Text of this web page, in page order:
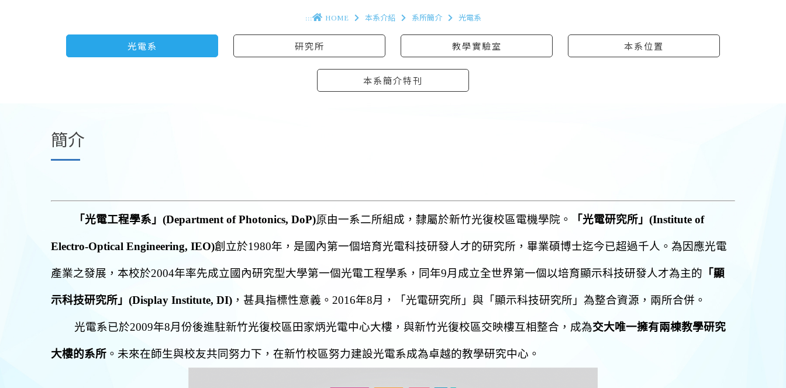
::: HOME 本系介紹 系所簡介 光電系
光電系 研究所 教學實驗室 本系位置
本系簡介特刊
簡介
「光電工程學系 」 (Department of Photonics, DoP)原由一系二所組成 ，隸屬於新竹光復校區電機學院 。 「 光電研究所 」 (Institute of
Electro-Optical Engineering, IEO)創立於1980年，是國內第一個培育光電科技研發人才的研究所，畢業碩博士迄今已超過千人。為因應光電
產業之發展，本校於2004年率先成立國內研究型大學第一個光電工程學系，同年9月成立全世界第一個以培育顯示科技研發人才為主的 「顯
示科技研究所」 (Display Institute, DI) ，甚具指標性意義。 2016年8月，「光電研究所」與「顯示科技研究所」為整合資源，兩所合併。
光電系已於2009年8月份後進駐新竹光復校區田家炳光電中心大樓，與新竹光復校區交映樓互相整合，成為交大唯一擁有兩棟教學研究
大樓的系所 。未來在師生與校友共同努力下，在新竹校區努力建設光電系成為卓越的教學研究中心。